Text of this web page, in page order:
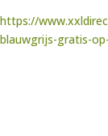
https://
blauwgrijs-gratis-